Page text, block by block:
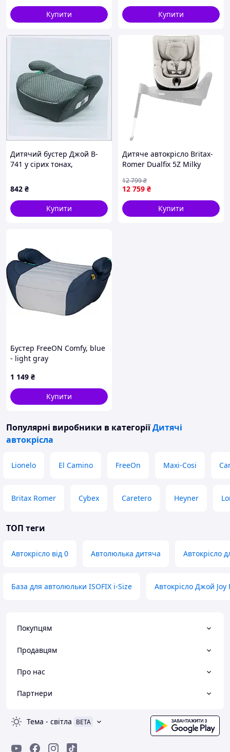
Купити
Купити
Дитячий бустер Джой B-
741 у сірих тонах,
842 ₴
Купити
Дитяче автокрісло Britax-
Romer Dualfix 5Z Milky
12 759 ₴
12 799₴
Купити
Бустер FreeON Comfy, blue
- light gray
1 149 ₴
Купити
Популярні виробники в категоріїДитячі
автокрісла
Lionelo El Camino FreeOn Maxi-Cosi
Britax Romer Cybex Caretero Heyner
ТОП теги
Автокрісло від 0 Автолюлька дитяча Автокрісло
База для автолюльки ISOFIX i-Size Автокрісло Джой Joy
Покупцям
Продавцям
Про нас
Партнери
Тема - світла BETA